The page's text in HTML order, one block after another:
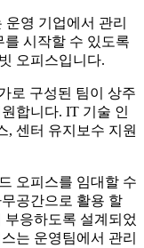
운영 기업에서 관리
시작할 수 있도록
오피스입니다.
로 구성된 팀이 상주
합니다. IT 기술 인
, 센터 유지보수 지원
오피스를 임대할 수
공간으로 활용 할
응하도록 설계되었
는 운영팀에서 관리